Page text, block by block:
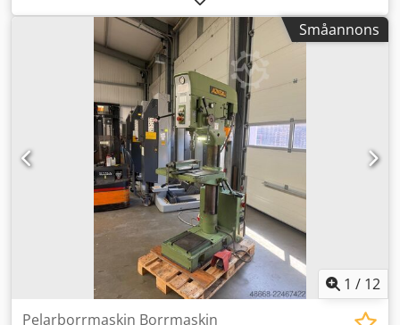
mm Pelardiameter 155 mm Matning 0,1 / 0,2 / 0,3 mm/varv
Spindelkona MK 4 Motoreffekt 0,9 / 1,5 kW Vikt 450 kg
Chsdezl E Uhepfx Afuja Mått L-B-H 800 x 650 x 1850 mm
Utrustning: - robust pelarborrmaskin - steglös
hastighetsreglering (kilenrem) - automatisk spindelmata *
med elektromagnetisk inmatning - polvändbar motor -
rotationsriktning för borrspindeln (höger/vänster) -
justerbart borrdjup - maskinbord med 2 T-spår *
höjdjusterbart via handvev - nödstoppsknapp fram -
bruksanvisning (PDF)
Småannons
1 / 12
Pelarborrmaskin Borrmaskin